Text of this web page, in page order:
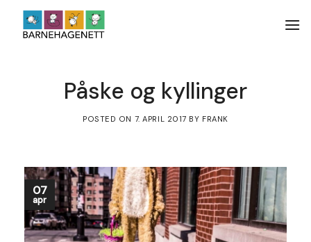
content
Påske og kyllinger
POSTED ON 7. APRIL 2017 BY FRANK
07
apr